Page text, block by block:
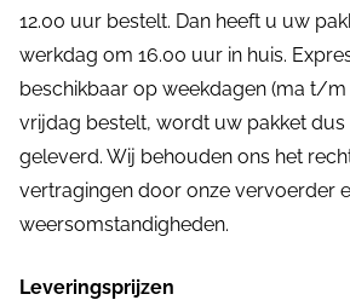
12.00 uur bestelt. Dan heeft u uw
werkdag om 16.00 uur in huis.
beschikbaar op weekdagen (ma t/m
vrijdag bestelt, wordt uw pakket dus
geleverd. Wij behouden ons het
vertragingen door onze vervoerder
weersomstandigheden.
Leveringsprijzen